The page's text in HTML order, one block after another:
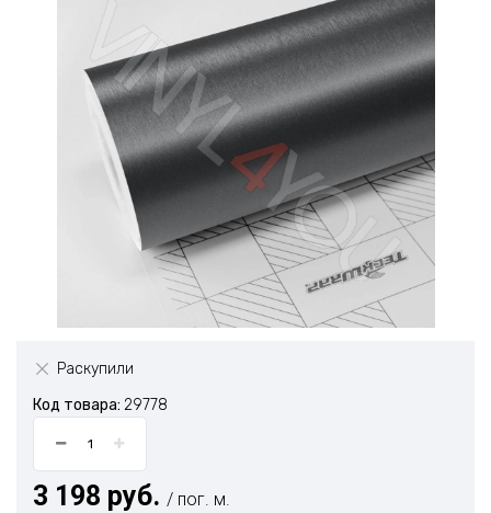
Раскупили
Код товара: 29778
3 198 руб. / пог. м.